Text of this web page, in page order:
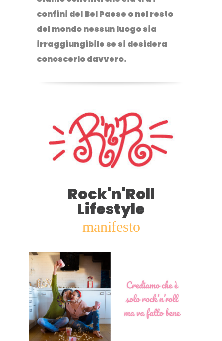
confini del Bel Paese o nel resto
del mondo nessun luogo sia
irraggiungibile se si desidera
conoscerlo davvero.
Rock'n'Roll
Lifestyle
manifesto